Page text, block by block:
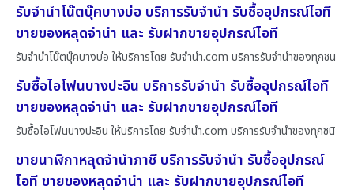
รับจำนำโน๊ตบุ๊คบางบ่อ บริการรับจำนำ รับซื้ออุปกรณ์ไอที
ขายของหลุดจำนำ และ รับฝากขายอุปกรณ์ไอที
รับจำนำโน๊ตบุ๊คบางบ่อ ให้บริการโดย รับจํานํา.com บริการรับจำนำของทุกชน
รับซื้อไอโฟนบางปะอิน บริการรับจำนำ รับซื้ออุปกรณ์ไอที
ขายของหลุดจำนำ และ รับฝากขายอุปกรณ์ไอที
รับซื้อไอโฟนบางปะอิน ให้บริการโดย รับจํานํา.com บริการรับจำนำของทุกชนิ
ขายนาฬิกาหลุดจำนำภาชี บริการรับจำนำ รับซื้ออุปกรณ์
ไอที ขายของหลุดจำนำ และ รับฝากขายอุปกรณ์ไอที